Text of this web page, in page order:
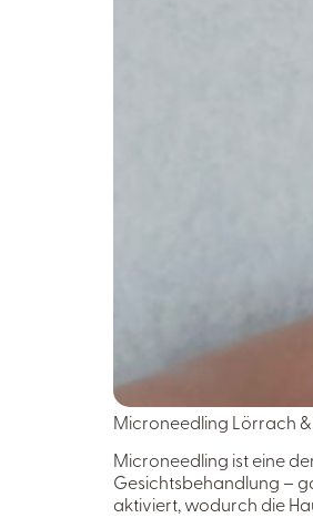
Microneedling Lörrach
Microneedling ist eine
Gesichtsbehandlung –
aktiviert, wodurch die